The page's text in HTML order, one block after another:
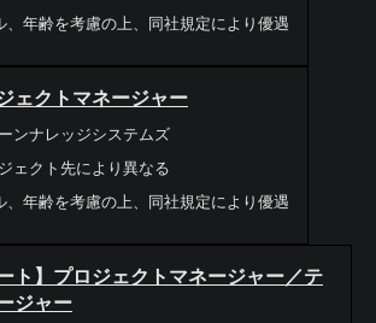
、年齢を考慮の上、同社規定により優遇
ェクトマネージャー
ンナレッジシステムズ
ェクト先により異なる
、年齢を考慮の上、同社規定により優遇
ト】プロジェクトマネージャー／テ
ジャー